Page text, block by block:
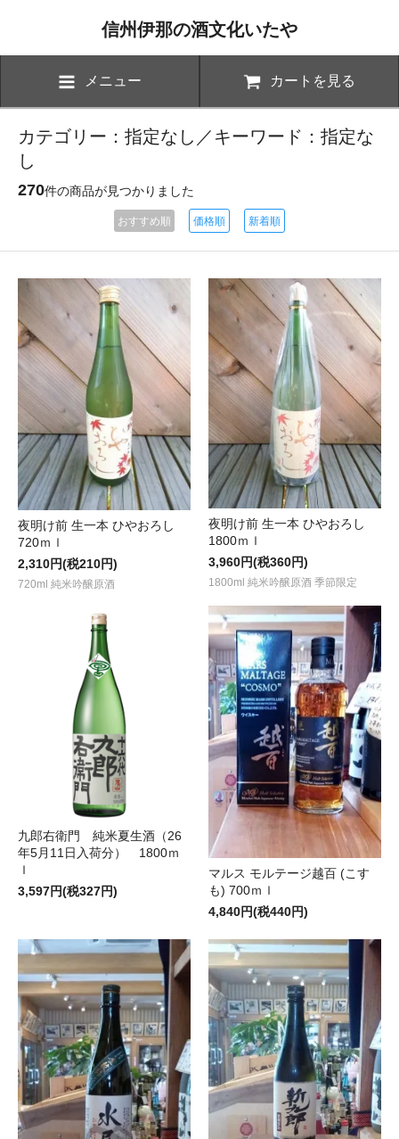
信州伊那の酒文化いたや
メニュー カートを見る
カテゴリー：指定なし／キーワード：指定な
し
270件の商品が見つかりました
おすすめ順 価格順 新着順
夜明け前 生一本 ひやおろし
720ｍｌ
2,310円(税210円)
720ml 純米吟醸原酒
夜明け前 生一本 ひやおろし
1800ｍｌ
3,960円(税360円)
1800ml 純米吟醸原酒 季節限定
九郎右衛門 純米夏生酒（26
年5月11日入荷分） 1800ｍ
ｌ
3,597円(税327円)
マルス モルテージ越百 (こす
も) 700ｍｌ
4,840円(税440円)